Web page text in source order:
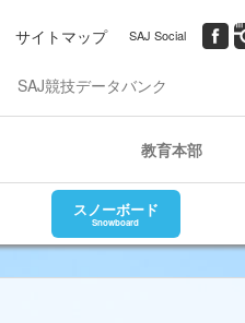
サイトマップ SAJ Social
SAJ競技データバンク
教育本部
スノーボード
Snowboard